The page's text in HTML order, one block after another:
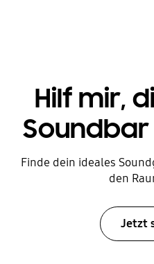
Hilf mir,
Finde dein ideales
den
Jetzt